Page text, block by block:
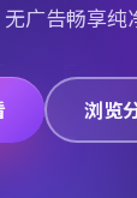
广告畅享纯
浏览